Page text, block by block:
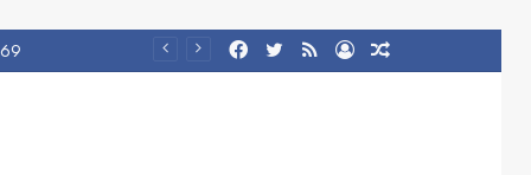
Log
RSS
Twitter
Facebook